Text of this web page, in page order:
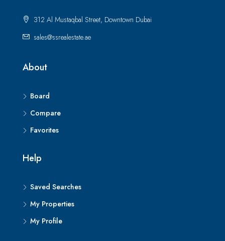
312 Al Mustaqbal Street, Downtown Dubai
sales@ssrealestate.ae
About
Board
Compare
Favorites
Help
Saved Searches
My Properties
My Profile